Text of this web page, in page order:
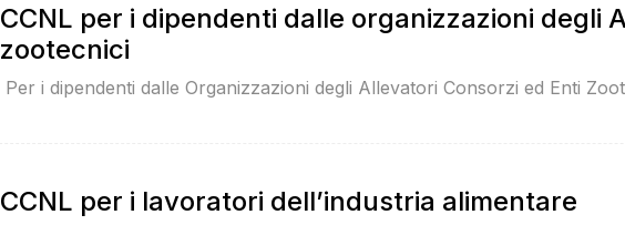
CCNL per i dipendenti dalle organizzazioni degli
zootecnici
Per i dipendenti dalle Organizzazioni degli Allevatori Consorzi ed Enti
CCNL per i lavoratori dell’industria alimentare